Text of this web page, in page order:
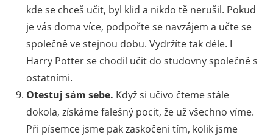
kde se chceš učit, byl klid a nikdo tě nerušil. Pokud
je vás doma více, podpořte se navzájem a učte se
společně ve stejnou dobu. Vydržíte tak déle. I
Harry Potter se chodil učit do studovny společně s
ostatními.
Otestuj sám sebe. Když si učivo čteme stále
dokola, získáme falešný pocit, že už všechno víme.
Při písemce jsme pak zaskočeni tím, kolik jsme